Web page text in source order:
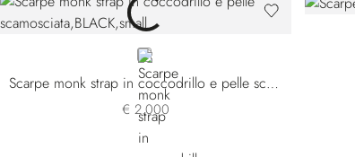
BLACK
Scarpe monk strap in coccodrillo e pelle scamosciata
€ 2.000